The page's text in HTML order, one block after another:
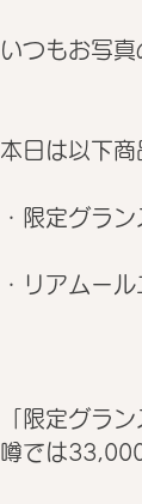
いつもお写
本日は以下商
・限定グラ
・リアムー
「限定グラ
噂では